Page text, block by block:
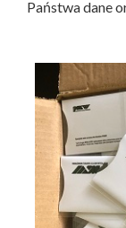
Państwa dane